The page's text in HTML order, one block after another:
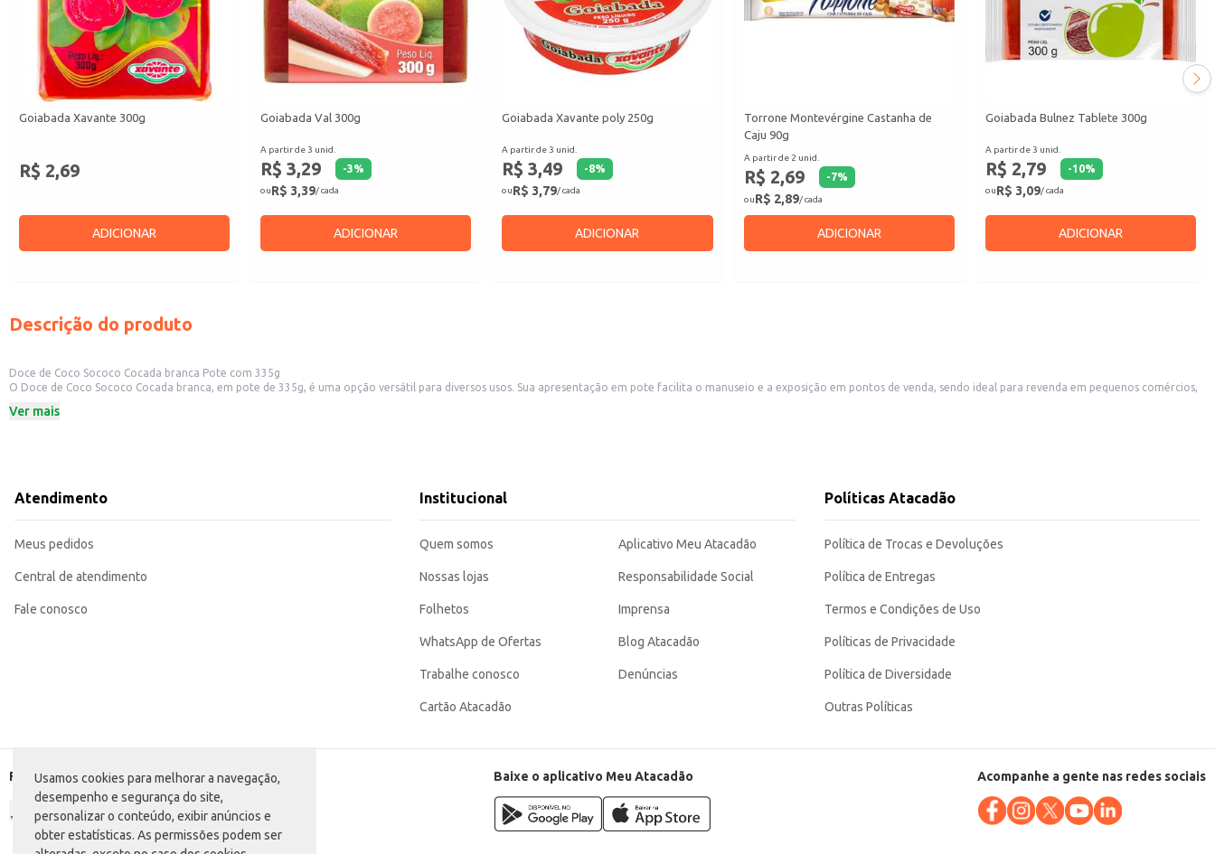
Usamos cookies para melhorar a navegação,
desempenho e segurança do site,
personalizar o conteúdo, exibir anúncios e
obter estatísticas. As permissões podem ser
Goiabada Xavante 300g
R$ 2,69
ADICIONAR
Goiabada Val 300g
A partir de 3 unid.
R$ 3,29 -3%
ouR$ 3,39/ cada
ADICIONAR
Goiabada Xavante poly 250g
A partir de 3 unid.
R$ 3,49 -8%
ouR$ 3,79/ cada
ADICIONAR
Torrone Montevérgine Castanha de
Caju 90g
A partir de 2 unid.
R$ 2,69 -7%
ouR$ 2,89/ cada
ADICIONAR
Goiabada Bulnez Tablete 300g
A partir de 3 unid.
R$ 2,79 -10%
ouR$ 3,09/ cada
ADICIONAR
Descrição do produto
Doce de Coco Sococo Cocada branca Pote com 335g
O Doce de Coco Sococo Cocada branca, em pote de 335g, é uma opção versátil para diversos usos. Sua apresentação em pote facilita o manuseio e a exposição em pontos de venda, sendo ideal para revenda em pequenos comércios,
Dicas de uso:
O Doce de Coco Sococo Cocada branca em pote proporciona praticidade e um sabor tradicional que agrada a diversos paladares. Sua embalagem garante a conservação do produto e facilita o transporte e armazenamento.
Marca: Sococo
Departamento: Mercearia
Conteúdo: 335g
Ver mais
Atendimento
Meus pedidos
Central de atendimento
Fale conosco
Institucional
Quem somos
Nossas lojas
Folhetos
WhatsApp de Ofertas
Trabalhe conosco
Cartão Atacadão
Aplicativo Meu Atacadão
Responsabilidade Social
Imprensa
Blog Atacadão
Denúncias
Políticas Atacadão
Política de Trocas e Devoluções
Política de Entregas
Termos e Condições de Uso
Políticas de Privacidade
Política de Diversidade
Outras Políticas
Formas de pagamento Baixe o aplicativo Meu Atacadão Acompanhe a gente nas redes sociais